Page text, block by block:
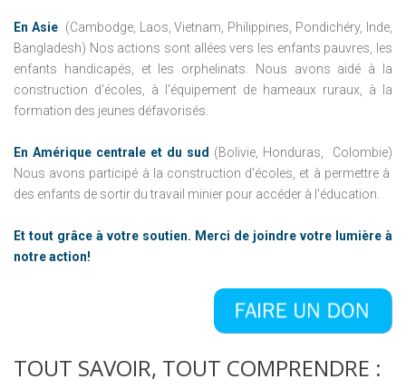
En Asie(Cambodge, Laos, Vietnam, Philippines, Pondichéry, Inde,
Bangladesh) Nos actions sont allées vers les enfants pauvres, les
enfants handicapés, et les orphelinats.
Nous avons aidé à la
construction d'écoles, à l'équipement de hameaux ruraux, à la
formation des jeunes défavorisés.
En Amérique centrale et du sud (Bolivie, Honduras, Colombie)
Nous avons participé à la construction d'écoles, et à permettre à
des enfants de sortir du travail minier pour accéder à l'éducation.
Et tout grâce à votre soutien. Merci de joindre votre lumière à
notre action!
TOUT SAVOIR, TOUT COMPRENDRE :